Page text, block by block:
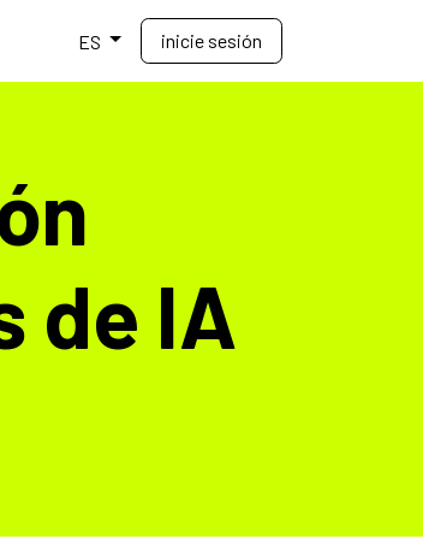
ES inicie sesión
de IA